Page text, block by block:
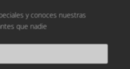
y conoces nuestras
que nadie